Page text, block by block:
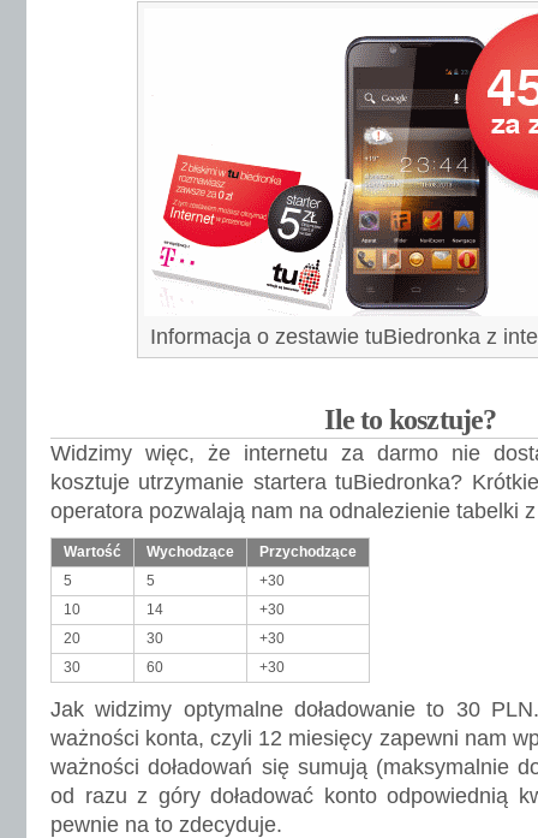
Informacja o zestawie tuBiedronka z
Ile to kosztuje?
Widzimy więc, że internetu za darmo nie
kosztuje utrzymanie startera tuBiedronka?
operatora pozwalają nam na odnalezienie tabelki
Wartość Wychodzące
Przychodzące
5
5
+30
10
14
+30
20
30
+30
30
60 +30
Jak widzimy optymalne doładowanie to 30
ważności konta, czyli 12 miesięcy zapewni nam
ważności doładowań się sumują (maksymalnie
od razu z góry doładować konto odpowiednią
pewnie na to zdecyduje.